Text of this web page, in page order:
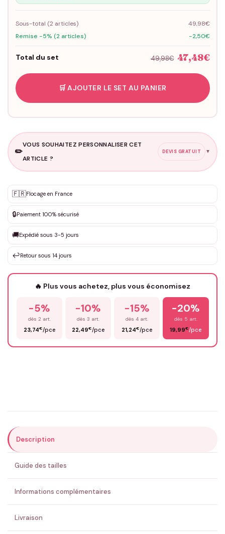
Sous-total (2articles)
49,98€
Remise -5% (2 articles)
-2,50€
Total du set 49,98€ 47,48€
🛒 AJOUTER LE SET AU PANIER
✏️
VOUS SOUHAITEZ PERSONNALISER CET
ARTICLE ?
DEVIS GRATUIT ▼
✨ Personnalisation sur mesure
DEVIS GRATUIT · Personnalisation de 3 à 10€ selon la demande
Que souhaitez-vous ?*
Votre texte / idée*
Prénom*
ENVOYER MA DEMANDE ✨
💚 Retour sous 24-48h🇫🇷 Flocage en France✅ Validation avant fabrication
🇫🇷Flocage en France
🔒Paiement 100% sécurisé
🚚Expédié sous 3-5 jours
↩️Retour sous 14 jours
🔥 Plus vous achetez, plus vous économisez
-5%
dès 2 art.
23,74€/pce
-10%
dès 3 art.
22,49€/pce
-15%
dès 4 art.
21,24€/pce
-20%
dès 5 art.
19,99€/pce
Description
Guide des tailles
Informations complémentaires
Livraison